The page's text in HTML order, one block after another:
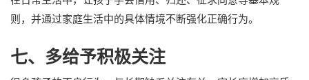
则，并通过家庭生活中的具体情境不断强化正确行为。
七、多给予积极关注